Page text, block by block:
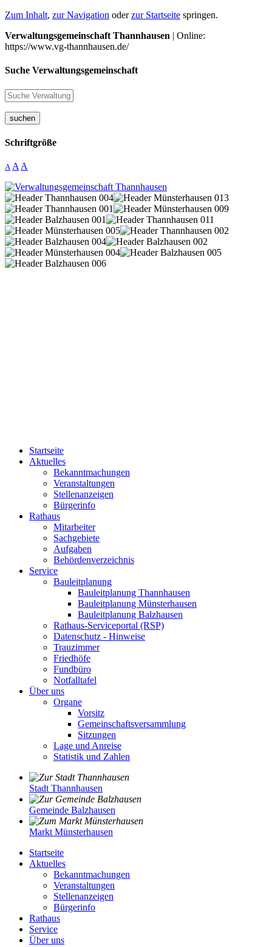
Zum Inhalt, zur Navigation oderzur Startseite springen.
Verwaltungsgemeinschaft Thannhausen | Online:
https://www.vg-thannhausen.de/
Suche Verwaltungsgemeinschaft
suchen
Schriftgröße
A A A
Startseite
Aktuelles
Bekanntmachungen
Veranstaltungen
Stellenanzeigen
Bürgerinfo
Rathaus
Mitarbeiter
Sachgebiete
Aufgaben
Behördenverzeichnis
Service
Bauleitplanung
Bauleitplanung Thannhausen
Bauleitplanung Münsterhausen
Bauleitplanung Balzhausen
Rathaus-Serviceportal (RSP)
Datenschutz - Hinweise
Trauzimmer
Friedhöfe
Fundbüro
Notfalltafel
Über uns
Organe
Vorsitz
Gemeinschaftsversammlung
Sitzungen
Lage und Anreise
Statistik und Zahlen
Stadt Thannhausen
Gemeinde Balzhausen
Markt Münsterhausen
Startseite
Aktuelles
Bekanntmachungen
Veranstaltungen
Stellenanzeigen
Bürgerinfo
Rathaus
Service
Über uns